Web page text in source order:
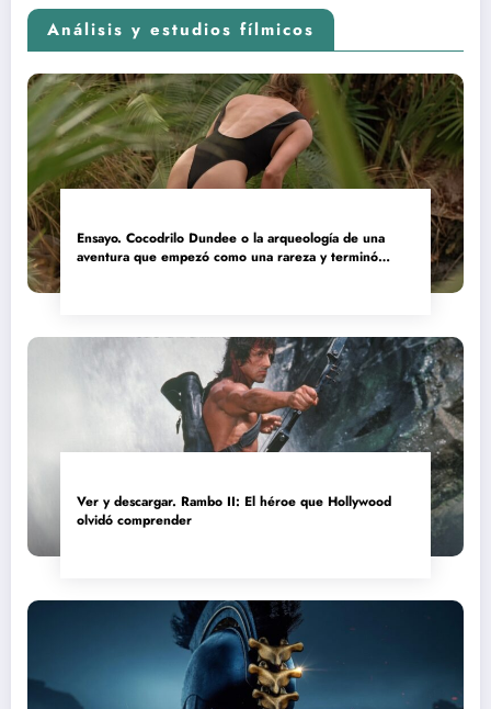
Análisis y estudios fílmicos
Ensayo. Cocodrilo Dundee o la arqueología de una
aventura que empezó como una rareza y terminó
Ver y descargar. Rambo II: El héroe que Hollywood
olvidó comprender